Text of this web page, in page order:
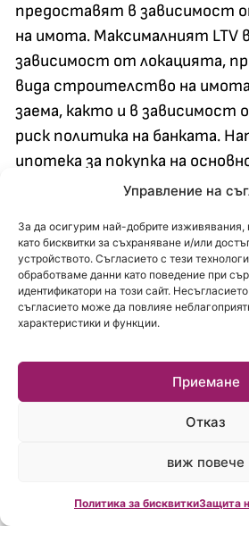
Управление на
За да осигурим най-добрите изживявания,
като бисквитки за съхраняване и/или
устройството. Съгласието с тези
обработваме данни като поведение при
идентификатори на този сайт.
съгласието може да повлияе
характеристики и функции.
Приемане
Отказ
виж повече
Политика за бисквиткиЗащита
предоставят в зависимост
на имота. Максималният LTV
зависимост от локацията,
вида строителство на
заема, както и в зависимост
риск политика на банката.
ипотека за покупка на
максималният LTV е средно
максималният LTV е
според критериите на
ниско е LTV и в случаите на
нецелеви ипотечен кредит
кредит с ипотека) или в
кредитът се предоставя с
отговорност до размера на
предстои да кандидатсва за
финансиране при различните